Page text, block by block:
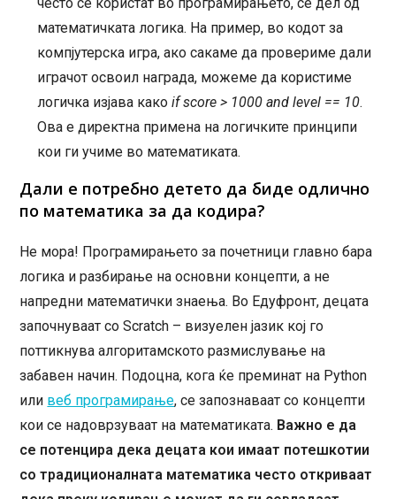
математичката логика. На пример, во кодот за
компјутерска игра, ако сакаме да провериме дали
играчот освоил награда, можеме да користиме
логичка изјава какоif score > 1000 and level == 10.
Ова е директна примена на логичките принципи
кои ги учиме во математиката.
Дали е потребно детето да биде одлично
по математика за да кодира?
Не мора! Програмирањето за почетници главно бара
логика и разбирање на основни концепти, а не
напредни математички знаења. Во Едуфронт, децата
започнуваат со Scratch – визуелен јазик кој го
поттикнува алгоритамското размислување на
забавен начин. Подоцна, кога ќе преминат на Python
или веб програмирање, се запознаваат со концепти
кои се надоврзуваат на математиката. Важно е да
се потенцира дека децата кои имаат потешкотии
со традиционалната математика често откриваат